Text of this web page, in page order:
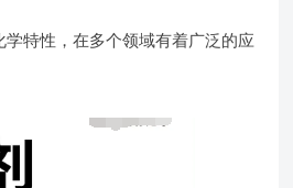
特性，在多个领域有着广泛的应